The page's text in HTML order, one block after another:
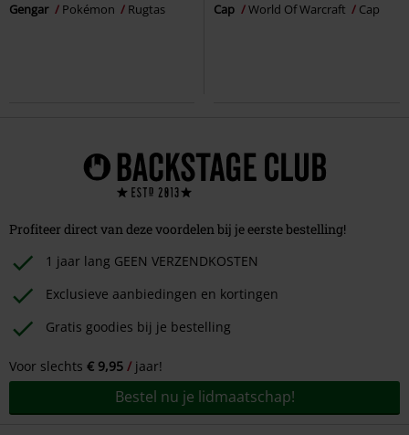
Gengar Pokémon Rugtas Cap World Of Warcraft Cap
Profiteer direct van deze voordelen bij je eerste bestelling!
1 jaar lang GEEN VERZENDKOSTEN
Exclusieve aanbiedingen en kortingen
Gratis goodies bij je bestelling
Voor slechts € 9,95 jaar!
Bestel nu je lidmaatschap!